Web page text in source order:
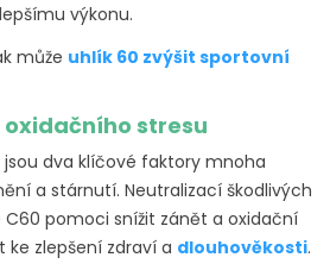
výkonu.
může uhlík 60 zvýšit sportovní
oxidačního stresu
dva klíčové faktory mnoha
a stárnutí. Neutralizací škodlivých
pomoci snížit zánět a oxidační
ke zlepšení zdraví a dlouhověkosti.